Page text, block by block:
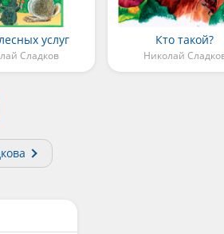
услуг
Сладков
Кто такой?
Николай